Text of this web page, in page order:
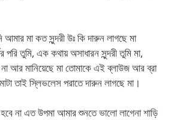
মা কত সুন্দরী উঃ কি দারুন লাগছে মা
পরি তুমি, এক কথায় অসাধারন সুন্দরী তুমি মা,
আর মানিয়েছে মা তোমাকে এই ব্লাউজ আর ব্রা
তাই স্লিভলেস পরাতে দারুন লাগছে মা।
না এত উপমা আমার শুনতে ভালো লাগেনা শাড়ি